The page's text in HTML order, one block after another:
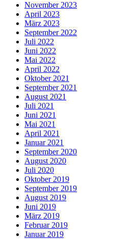
November 2023
April 2023
März 2023
September 2022
Juli 2022
Juni 2022
Mai 2022
April 2022
Oktober 2021
September 2021
August 2021
Juli 2021
Juni 2021
Mai 2021
April 2021
Januar 2021
September 2020
August 2020
Juli 2020
Oktober 2019
September 2019
August 2019
Juni 2019
März 2019
Februar 2019
Januar 2019